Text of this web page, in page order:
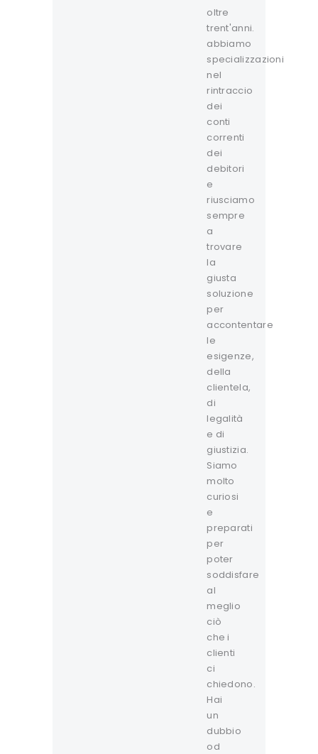
oltre
trent'anni.
abbiamo
specializzazioni
nel
rintraccio
dei
conti
correnti
dei
debitori
e
riusciamo
sempre
a
trovare
la
giusta
soluzione
per
accontentare
le
esigenze,
della
clientela,
di
legalità
e di
giustizia.
Siamo
molto
curiosi
e
preparati
per
poter
soddisfare
al
meglio
ciò
che i
clienti
ci
chiedono.
Hai
un
dubbio
od